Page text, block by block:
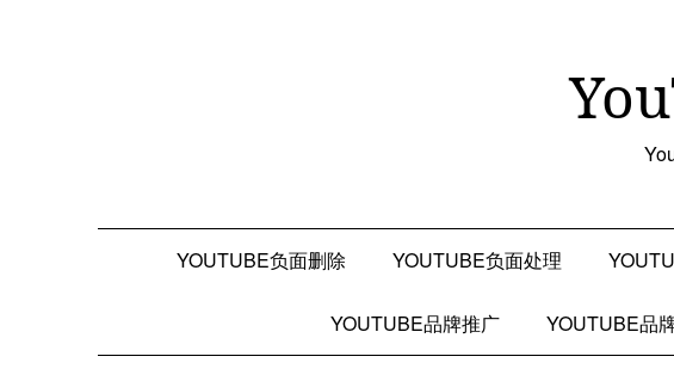
YOUTUBE负面删除 YOUTUBE负面处理
YOUTUBE品牌推广 YOUTUBE品